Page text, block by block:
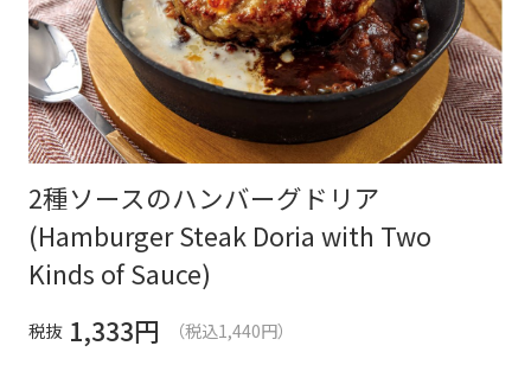
2種ソースのハンバーグドリア
(Hamburger Steak Doria with Two
Kinds of Sauce)
税抜 1,333円
（税込1,440円）